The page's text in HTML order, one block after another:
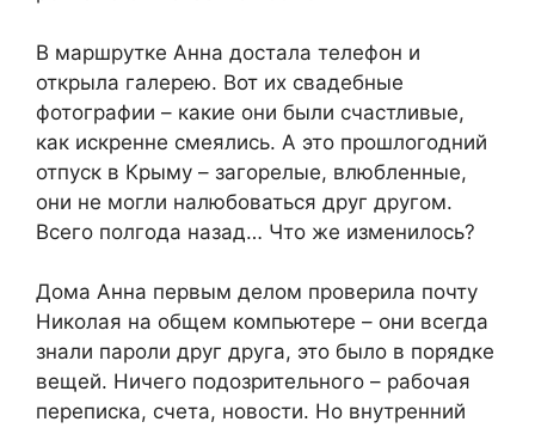
В маршрутке Анна достала телефон и
открыла галерею. Вот их свадебные
фотографии – какие они были счастливые,
как искренне смеялись. А это прошлогодний
отпуск в Крыму – загорелые, влюбленные,
они не могли налюбоваться друг другом.
Всего полгода назад… Что же изменилось?
Дома Анна первым делом проверила почту
Николая на общем компьютере – они всегда
знали пароли друг друга, это было в порядке
вещей. Ничего подозрительного – рабочая
переписка, счета, новости. Но внутренний